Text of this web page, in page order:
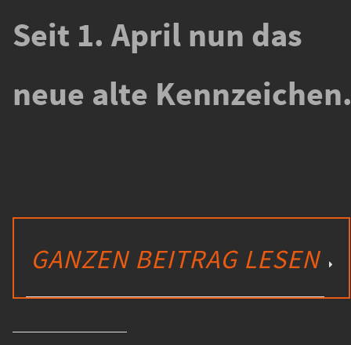
Seit 1. April nun das
neue alte
GANZEN BEITRAG LESEN